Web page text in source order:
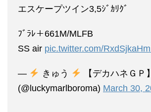
エスケープツイン3,5ｼﾞｶﾘｸﾞ
ﾌﾞﾗﾚ＋661M/MLFB
SS air pic.twitter.com/
— きゅう
【デカハネＧＰ】
(@luckymarlboroma) March 30,